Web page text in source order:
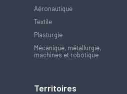
Aéronautique
Textile
Plasturgie
Mécanique, métallurgie,
machines et robotique
Territoires